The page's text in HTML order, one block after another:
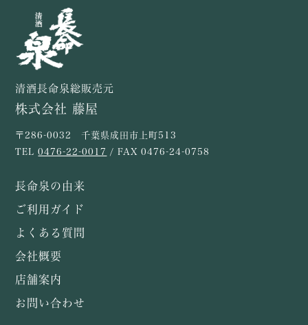
清酒長命泉総販売元
株式会社 藤屋
〒286-0032 千葉県成田市上町513
TEL0476-22-0017 / FAX 0476-24-0758
長命泉の由来
ご利用ガイド
よくある質問
会社概要
店舗案内
お問い合わせ